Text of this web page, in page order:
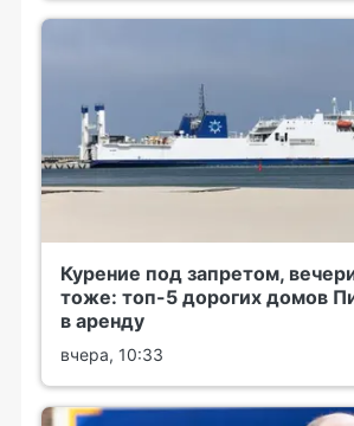
Курение под запретом,
тоже: топ-5 дорогих домов
в аренду
вчера, 10:33